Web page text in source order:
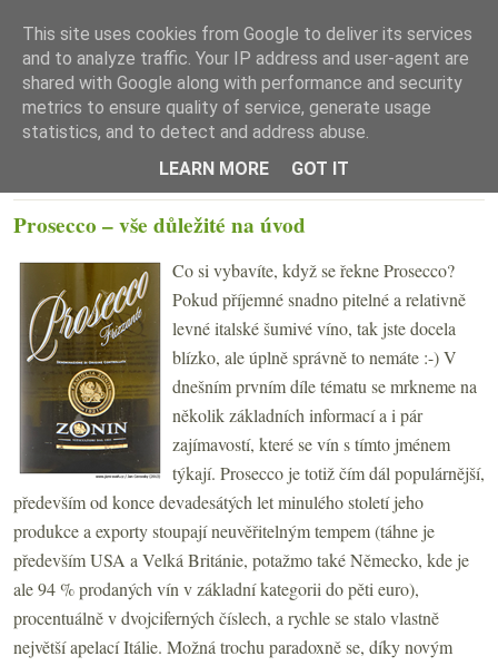
☰ Menu
Prosecco – vše důležité na úvod
Co si vybavíte, když se řekne Prosecco?
Pokud příjemné snadno pitelné a relativně
levné italské šumivé víno, tak jste docela
blízko, ale úplně správně to nemáte :-) V
dnešním prvním díle tématu se mrkneme na
několik základních informací a i pár
zajímavostí, které se vín s tímto jménem
týkají. Prosecco je totiž čím dál populárnější,
především od konce devadesátých let minulého století jeho
produkce a exporty stoupají neuvěřitelným tempem (táhne je
především USA a Velká Británie, potažmo také Německo, kde je
ale 94 % prodaných vín v základní kategorii do pěti euro),
procentuálně v dvojciferných číslech, a rychle se stalo vlastně
největší apelací Itálie. Možná trochu paradoxně se, díky novým
This site uses cookies from Google to deliver its services
and to analyze traffic. Your IP address and user-agent are
shared with Google along with performance and security
metrics to ensure quality of service, generate usage
statistics, and to detect and address abuse.
LEARN MORE
GOT IT